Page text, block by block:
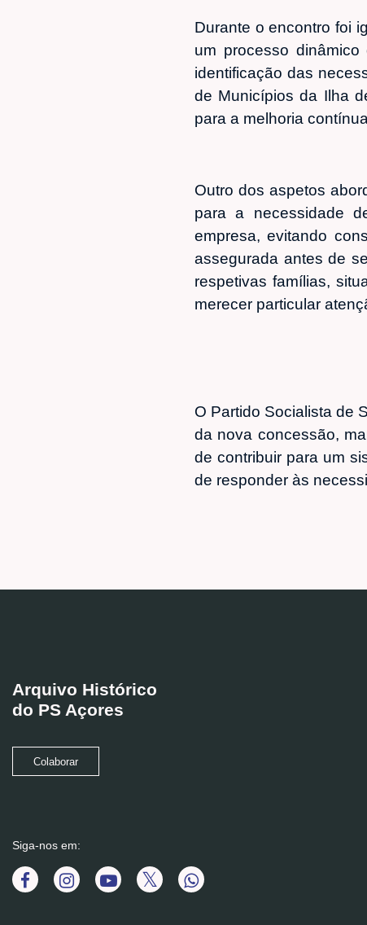
Durante o encontro foi
um processo
identificação das
de Municípios da Ilha
para a melhoria
Outro dos aspetos
para a necessidade
empresa, evitando
assegurada antes de
respetivas famílias,
merecer particular
O Partido Socialista de
da nova concessão,
de contribuir para um
de responder às
Arquivo Histórico
do PS Açores
Colaborar
Siga-nos em: